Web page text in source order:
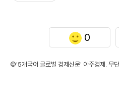
0
©'5개국어 글로벌 경제신문' 아주경제. 무단